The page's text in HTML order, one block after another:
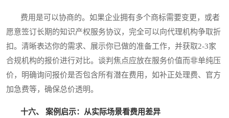
费用是可以协商的。如果企业拥有多个商标需要变更，或者
愿意签订长期的知识产权服务协议，完全可以向代理机构争取折
扣。清晰表达你的需求、展示你已做的准备工作，并获取2-3家
合规机构的报价进行对比。谈判焦点应放在服务价值而非单纯压
价，明确询问报价是否包含所有潜在费用，如补正处理费、官方
加急费等，确保总价透明。
十六、 案例启示：从实际场景看费用差异